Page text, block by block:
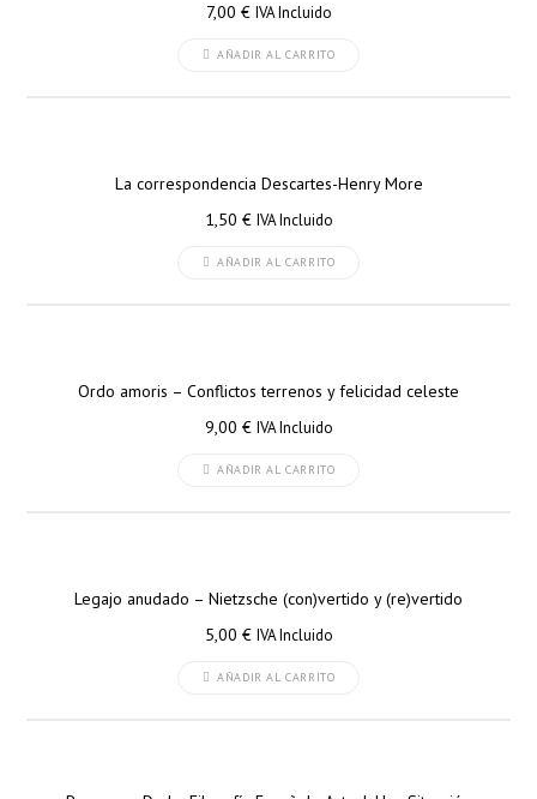
7,00 € IVA Incluido
AÑADIR AL CARRITO
La correspondencia Descartes-Henry More
1,50 € IVA Incluido
AÑADIR AL CARRITO
Ordo amoris – Conflictos terrenos y felicidad celeste
9,00 € IVA Incluido
AÑADIR AL CARRITO
Legajo anudado – Nietzsche (con)vertido y (re)vertido
5,00 € IVA Incluido
AÑADIR AL CARRITO